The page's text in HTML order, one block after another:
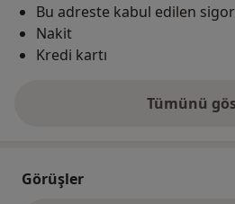
Bu adreste kabul edilen
Nakit
Kredi kartı
Tümünü
Görüşler